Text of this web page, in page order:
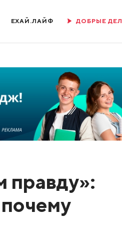
ЕХАЙ.ЛАЙФ ДОБРЫЕ
правду»: